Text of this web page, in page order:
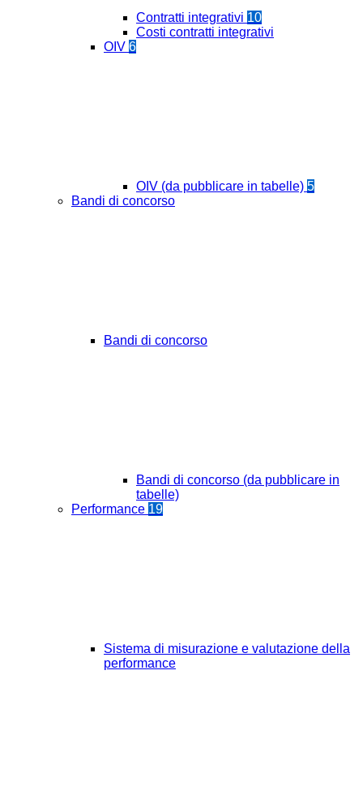
Contratti integrativi 10
Costi contratti integrativi
OIV 6
OIV (da pubblicare in tabelle) 5
Bandi di concorso
Bandi di concorso
Bandi di concorso (da pubblicare in
tabelle)
Performance 19
Sistema di misurazione e valutazione della
performance